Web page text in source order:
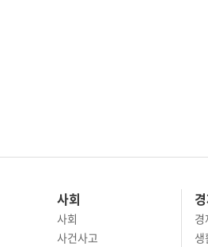
사회
사회
사건사고
경
생